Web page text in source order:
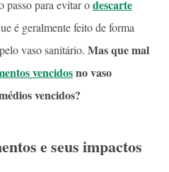
passo para evitar odescarte
é geralmente feito de forma
vaso sanitário. Mas que mal
vencidosno vaso
vencidos?
e seus impactos